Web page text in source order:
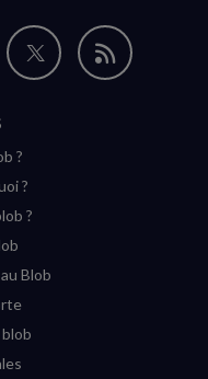
Nous
Flux
?
?
?
Blob